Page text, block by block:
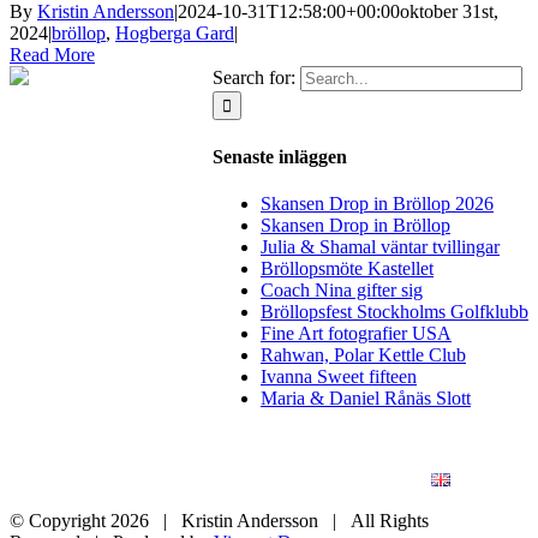
By Kristin Andersson|2024-10-31T12:58:00+00:00oktober 31st,
2024|bröllop, Hogberga Gard|
Read More
Search for:
Senaste inläggen
Skansen Drop in Bröllop 2026
Skansen Drop in Bröllop
Julia & Shamal väntar tvillingar
Bröllopsmöte Kastellet
Coach Nina gifter sig
Bröllopsfest Stockholms Golfklubb
Fine Art fotografier USA
Rahwan, Polar Kettle Club
Ivanna Sweet fifteen
Maria & Daniel Rånäs Slott
© Copyright 2026 | Kristin Andersson | All Rights